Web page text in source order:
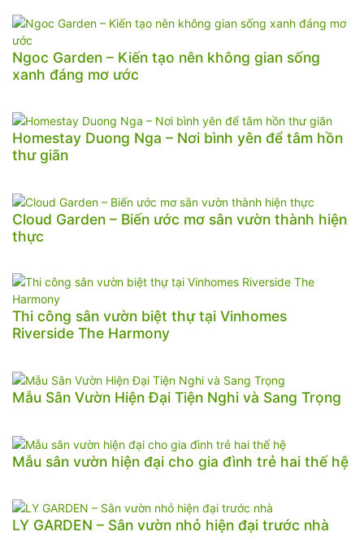
Ngoc Garden – Kiến tạo nên không gian sống
xanh đáng mơ ước
Homestay Duong Nga – Nơi bình yên để tâm hồn
thư giãn
Cloud Garden – Biến ước mơ sân vườn thành hiện
thực
Thi công sân vườn biệt thự tại Vinhomes
Riverside The Harmony
Mẫu Sân Vườn Hiện Đại Tiện Nghi và Sang Trọng
Mẫu sân vườn hiện đại cho gia đình trẻ hai thế hệ
LY GARDEN – Sân vườn nhỏ hiện đại trước nhà